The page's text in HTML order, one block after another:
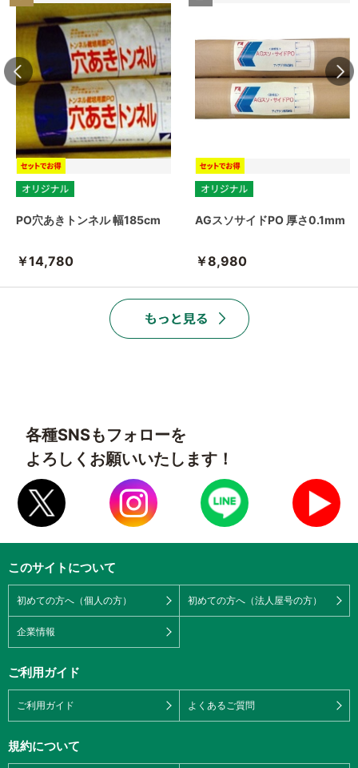
PO穴あきトンネル 幅185cm
￥14,780
AGスソサイドPO 厚さ0.1mm
￥8,980
各種SNSもフォローを
よろしくお願いいたします！
このサイトについて
初めての方へ（個人の方） 初めての方へ（法人屋号の方）
企業情報
ご利用ガイド
ご利用ガイド よくあるご質問
規約について